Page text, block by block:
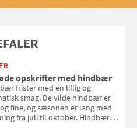
opskrifter med hindbær
frister med en liflig og
smag. De vilde hindbær er
fine, og sæsonen er lang med
fra juli til oktober. Hindbær